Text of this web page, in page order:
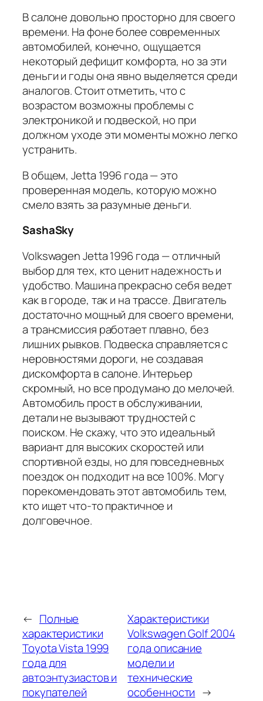
В салоне довольно просторно для своего
времени. На фоне более современных
автомобилей, конечно, ощущается
некоторый дефицит комфорта, но за эти
деньги и годы она явно выделяется среди
аналогов. Стоит отметить, что с
возрастом возможны проблемы с
электроникой и подвеской, но при
должном уходе эти моменты можно легко
устранить.
В общем, Jetta 1996 года — это
проверенная модель, которую можно
смело взять за разумные деньги.
SashaSky
Volkswagen Jetta 1996 года — отличный
выбор для тех, кто ценит надежность и
удобство. Машина прекрасно себя ведет
как в городе, так и на трассе. Двигатель
достаточно мощный для своего времени,
а трансмиссия работает плавно, без
лишних рывков. Подвеска справляется с
неровностями дороги, не создавая
дискомфорта в салоне. Интерьер
скромный, но все продумано до мелочей.
Автомобиль прост в обслуживании,
детали не вызывают трудностей с
поиском. Не скажу, что это идеальный
вариант для высоких скоростей или
спортивной езды, но для повседневных
поездок он подходит на все 100%. Могу
порекомендовать этот автомобиль тем,
кто ищет что-то практичное и
долговечное.
← Полные
характеристики
Toyota Vista 1999
года для
автоэнтузиастов и
покупателей
Характеристики
Volkswagen Golf 2004
года описание
модели и
технические
особенности →